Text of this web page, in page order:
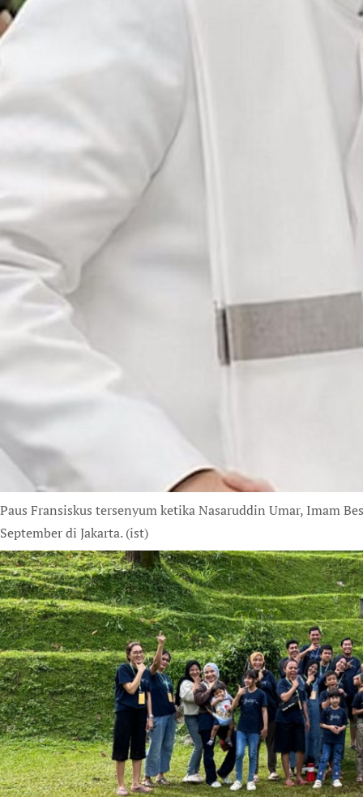
Paus Fransiskus tersenyum ketika Nasaruddin Umar, Imam
September di Jakarta. (ist)